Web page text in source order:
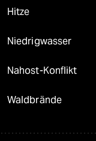
Hitze
Niedrigwasser
Nahost-Konflikt
Waldbrände